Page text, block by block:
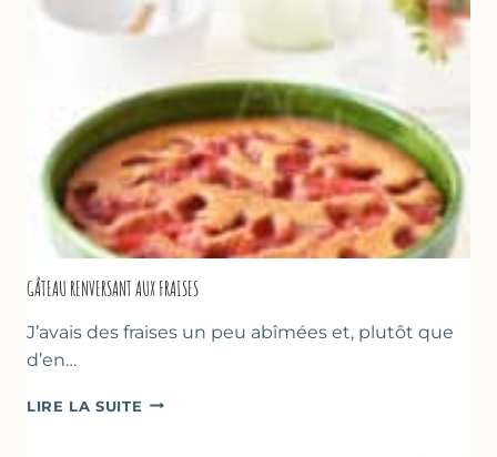
GÂTEAU RENVERSANT AUX FRAISES
J’avais des fraises un peu abîmées et, plutôt que
d’en…
LIRE LA SUITE GÂTEAU